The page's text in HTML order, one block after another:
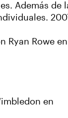
Además de
Ryan Rowe en
en